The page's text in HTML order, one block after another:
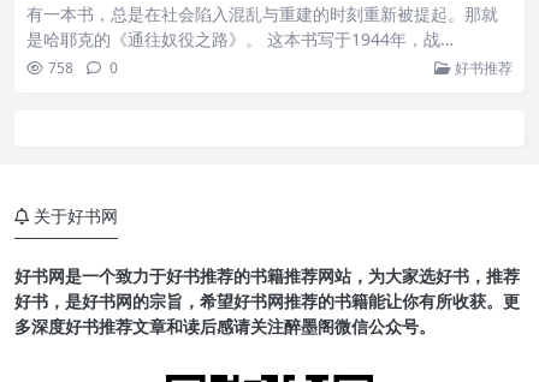
有一本书，总是在社会陷入混乱与重建的时刻重新被提起。那就
是哈耶克的《通往奴役之路》。 这本书写于1944年，战…
758 0 好书推荐
关于好书网
好书网是一个致力于好书推荐的书籍推荐网站，为大家选好书，推荐
好书，是好书网的宗旨，希望好书网推荐的书籍能让你有所收获。更
多深度好书推荐文章和读后感请关注醉墨阁微信公众号。